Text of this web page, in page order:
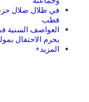
في ظلال ضلال
قطب
العواصف السنية
يحرم الاحتفال
المزيد+